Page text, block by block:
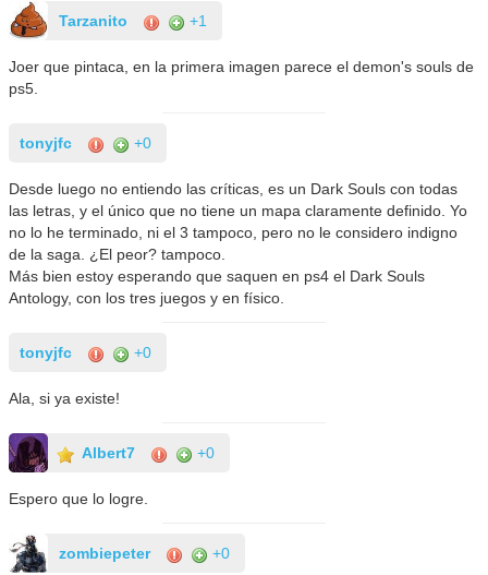
Tarzanito +1
Joer que pintaca, en la primera imagen parece el demon's souls de
ps5.
tonyjfc +0
Desde luego no entiendo las críticas, es un Dark Souls con todas
las letras, y el único que no tiene un mapa claramente definido. Yo
no lo he terminado, ni el 3 tampoco, pero no le considero indigno
de la saga. ¿El peor? tampoco.
Más bien estoy esperando que saquen en ps4 el Dark Souls
Antology, con los tres juegos y en físico.
tonyjfc +0
Ala, si ya existe!
Albert7 +0
Espero que lo logre.
zombiepeter +0